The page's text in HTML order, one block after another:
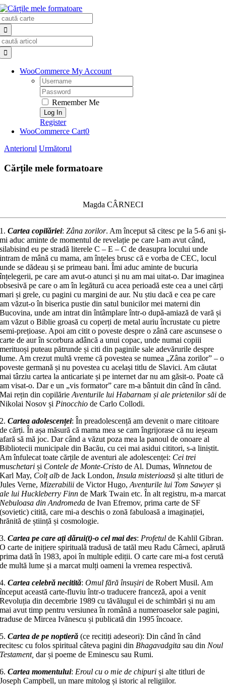
Skip
to
content
WooCommerce My Account
Username:
Password:
Remember Me
Register
WooCommerce Cart0
Anteriorul Următorul
Cărțile mele formatoare
Magda CÂRNECI
1.Cartea copilăriei:Zâna zorilor. Am început să citesc pe la 5-6 ani și-
mi aduc aminte de momentul de revelație pe care l-am avut când,
silabisind eu pe stradă literele C – E – C de deasupra locului unde
intram de mână cu mama, am înțeles brusc că e vorba de CEC, locul
unde se dădeau și se primeau bani. Îmi aduc aminte de bucuria
înțelegerii, pe care am avut-o atunci și nu am mai uitat-o. Dar imaginea
obsesivă pe care o am în legătură cu acea perioadă este cea a unei cărți
mari și grele, cu pagini cu margini de aur. Nu știu dacă e cea pe care
am văzut-o în biserica pustie din satul bunicilor mei materni din
Bucovina, unde am intrat din întâmplare într-o după-amiază de vară și
am văzut o Biblie groasă cu coperți de metal auriu încrustate cu pietre
semi-prețioase. Apoi am citit o poveste despre o zână care ascunsese o
carte de aur în scorbura adâncă a unui copac, unde numai copiii
merituoși puteau pătrunde și citi din paginile sale adevărurile despre
lume. Am crezut multă vreme că povestea se numea „Zâna zorilor” – o
poveste germană și nu povestea cu același titlu de Slavici. Am căutat
mai târziu cartea la anticariate și pe internet dar nu am găsit-o. Poate că
am visat-o. Dar e un „vis formator” care m-a bântuit din când în când.
Mai rețin din copilărieAventurile lui Habarnam și ale prietenilor săi de
Nikolai Nosov șiPinocchio de Carlo Collodi.
2.Cartea adolescenței: În preadolescență amdevenit o mare cititoare
de cărți. În așa măsură că mama mea se cam îngrijorase că nu ieșeam
afară să mă joc. Dar când a văzut poza mea la panoul de onoare al
Bibliotecii municipale din Bacău, cu cei mai asidui cititori, s-a liniștit.
Am înfulecat toate cărțile de aventuri ale adolescenței: Cei trei
muschetari și Contele de Monte-Cristo de Al. Dumas, Winnetou de
Karl May, Colț alb de Jack London,Insula misterioasă și alte titluri de
Jules Verne,Mizerabiliide Victor Hugo,Aventurile lui Tom Sawyerși
ale lui Huckleberry Finn de Mark Twain etc. În alt registru, m-a marcat
Nebuloasa din Andromeda de Ivan Efremov, prima carte de SF
(sovietic) citită, care mi-a deschis o zonă fabuloasă a imaginației,
hrănită de știință și cosmologie.
3.Cartea pe care ați dărui(t)-o cel mai des:Profetulde Kahlil Gibran.
O carte de inițiere spirituală tradusă de tatăl meu Radu Cârneci, apărută
prima dată în 1983, apoi în multiple ediții. O carte care mi-a fost cerută
de multă lume și a marcat mulți oameni la vremea respectivă.
4.Cartea celebră necitită:Omul fără însușiri de Robert Musil. Am
început această carte-fluviu într-o traducere franceză, apoi a venit
Revoluția din decembrie 1989 cu tăvălugul ei de schimbări și nu am
mai avut timp pentru versiunea în română a numeroaselor sale pagini,
traduse de Mircea Ivănescu și publicată din 1995 încoace.
5.Cartea de pe noptieră (ce recitiți adeseori): Din când în când
recitesc cu folos spiritual câteva pagini dinBhagavadgita sau dinNoul
Testament,dar și poeme de Eminescu sau Rumi.
6.Cartea momentului:Eroul cu o mie de chipuri și alte titluri de
Joseph Campbell, un mare mitolog și istoric al religiilor.